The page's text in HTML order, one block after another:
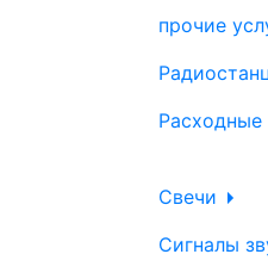
прочие
Расходные
Свечи
Сигналы